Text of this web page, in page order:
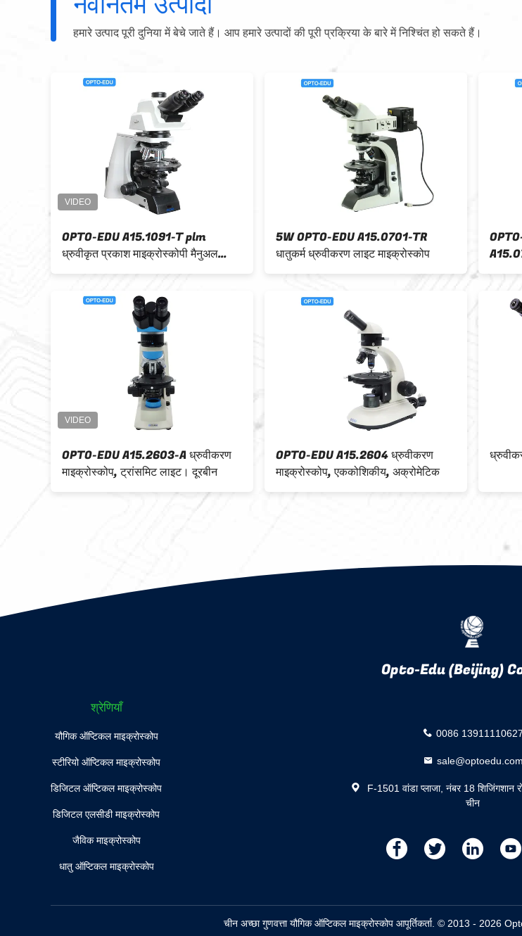
हमारे उत्पाद पूरी दुनिया में बेचे जाते हैं। आप हमारे उत्पादों की पूरी प्रक्रिया के बारे में निश्चिंत हो सकते हैं।
OPTO-EDU
माइक्रोस्कोप
मिनरलॉजी ओपीटीओ-ईडीयू ए 15.0701-टी
पोलराइजिंग माइक्रोस्कोप
ट्रांसमिशन लाइट ध्रुवीकरण माइक्रोस्कोप
व्यावसायिक दूरबीन ध्रुवीकरण प्रकाश
माइक्रोस्कोप A15.2602-PB 640X 5
त्रिकोणीय प्रेषित / परावर्तित ध्रुवीकरण
प्रकाश माइक्रोस्कोप A15.0203 वाइड
फील्ड WF10x / 18 मिमी
Opto-Edu (Beijing)
श्रेणियाँ
यौगिक ऑप्टिकल माइक्रोस्कोप
स्टीरियो ऑप्टिकल माइक्रोस्कोप
डिजिटल ऑप्टिकल माइक्रोस्कोप
डिजिटल एलसीडी माइक्रोस्कोप
जैविक माइक्रोस्कोप
धातु ऑप्टिकल माइक्रोस्कोप
0086 13911110627
sale@optoedu.com
F-1501 वांडा प्लाजा, नंबर 18 शिजिंगशान
चीन
述
述
述
述
चीन अच्छा गुणवत्ता यौगिक ऑप्टिकल माइक्रोस्कोप आपूर्तिकर्ता. © 2013 -